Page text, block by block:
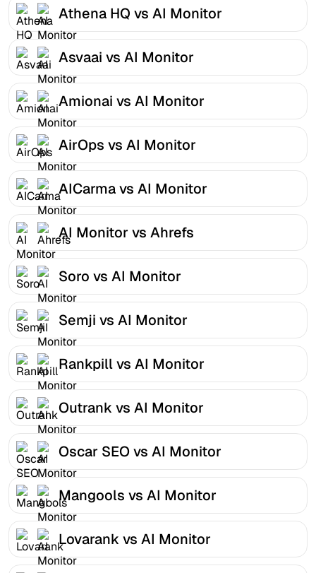
Athena HQ vs AI Monitor
Asvaai vs AI Monitor
Amionai vs AI Monitor
AirOps vs AI Monitor
AICarma vs AI Monitor
AI Monitor vs Ahrefs
Soro vs AI Monitor
Semji vs AI Monitor
Rankpill vs AI Monitor
Outrank vs AI Monitor
Oscar SEO vs AI Monitor
Mangools vs AI Monitor
Lovarank vs AI Monitor